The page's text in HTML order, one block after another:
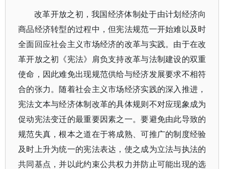
改革开放之初，我国经济体制处于由计划经济向
商品经济转型的过程中，但宪法规范一开始难以及时
全面回应社会主义市场经济的改革与实践。由于在改
革开放之初《宪法》肩负支持改革与法制建设的双重
使命，因此难免出现规范供给与经济发展要求不相符
合的张力。随着社会主义市场经济实践的深入推进，
宪法文本与经济体制改革的具体规则不对应现象成为
促动宪法变迁的最重要因素之一。要避免由此导致的
规范失真，根本之道在于将成熟、可推广的制度经验
及时上升为统一的宪法表达，使之成为立法与执法的
共同基点，并以此约束公共权力并防止可能出现的选